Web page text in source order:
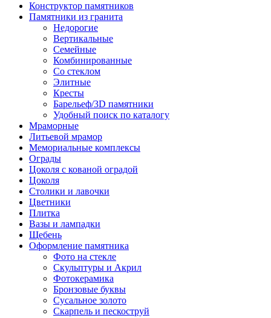
Конструктор памятников
Памятники из гранита
Недорогие
Вертикальные
Семейные
Комбинированные
Со стеклом
Элитные
Кресты
Барельеф/3D памятники
Удобный поиск по каталогу
Мраморные
Литьевой мрамор
Мемориальные комплексы
Ограды
Цоколя с кованой оградой
Цоколя
Столики и лавочки
Цветники
Плитка
Вазы и лампадки
Щебень
Оформление памятника
Фото на стекле
Скульптуры и Акрил
Фотокерамика
Бронзовые буквы
Сусальное золото
Скарпель и пескоструй